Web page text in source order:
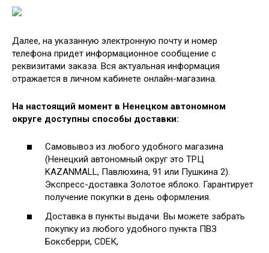
Далее, на указанную электронную почту и номер
телефона придет информационное сообщение с
реквизитами заказа. Вся актуальная информация
отражается в личном кабинете онлайн-магазина.
На настоящий момент в Ненецком автономном
округе доступны способы доставки:
Самовывоз из любого удобного магазина
(Ненецкий автономный округ это ТРЦ
KAZANMALL, Павлюхина, 91 или Пушкина 2).
Экспресс-доставка Золотое яблоко. Гарантирует
получение покупки в день оформления.
Доставка в пункты выдачи. Вы можете забрать
покупку из любого удобного пункта ПВЗ
Боксберри, СDЕК,